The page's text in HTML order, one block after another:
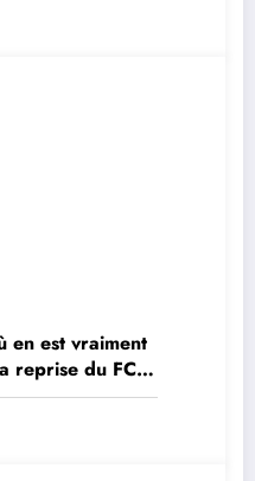
en est vraiment
reprise du FC